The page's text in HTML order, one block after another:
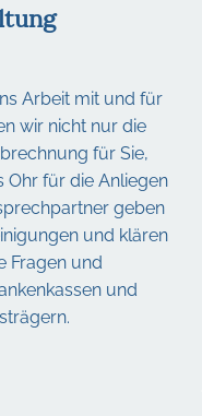
Arbeit mit und für
wir nicht nur die
für Sie,
Ohr für die Anliegen
geben
und klären
Fragen und
und